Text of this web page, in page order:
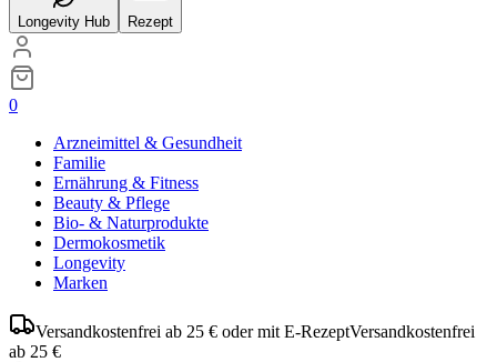
Longevity Hub Rezept
0
Arzneimittel & Gesundheit
Familie
Ernährung & Fitness
Beauty & Pflege
Bio- & Naturprodukte
Dermokosmetik
Longevity
Marken
Versandkostenfrei ab 25 € oder mit E-RezeptVersandkostenfrei
ab 25 €